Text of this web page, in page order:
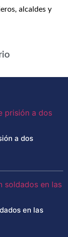
alcaldes y
a dos
en las